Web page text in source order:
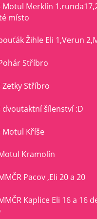
Motul Merklín
místo
Žihle Eli 1,Verun
Stříbro
Zetky Stříbro
dvoutaktní šílenství :D
Motul Kříše
Kramolín
Pacov ,Eli 20 a 20
Kaplice Eli 16 a 16